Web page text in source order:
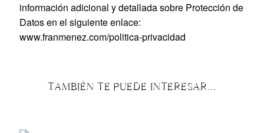
información adicional y detallada sobre Protección de
Datos en el siguiente enlace:
www.franmenez.com/politica-privacidad
TAMBIÉN TE PUEDE INTERESAR...